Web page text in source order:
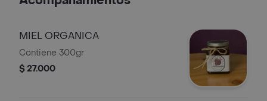
MIEL ORGANICA
Contiene 300gr
$ 27.000